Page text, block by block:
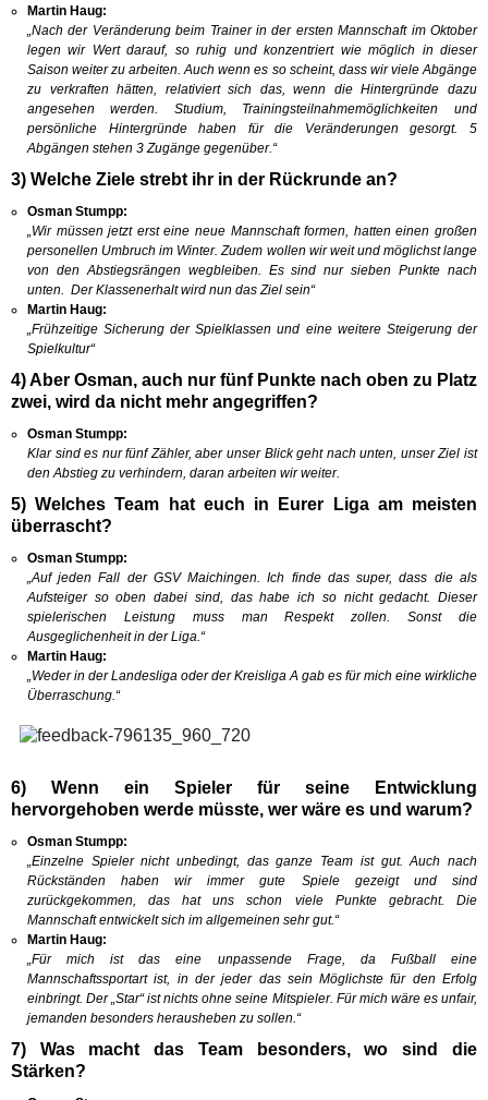
Martin Haug:
„Nach der Veränderung beim Trainer in der ersten Mannschaft im Oktober
legen wir Wert darauf, so ruhig und konzentriert wie möglich in dieser
Saison weiter zu arbeiten. Auch wenn es so scheint, dass wir viele Abgänge
zu verkraften hätten, relativiert sich das, wenn die Hintergründe dazu
angesehen werden. Studium, Trainingsteilnahmemöglichkeiten und
persönliche Hintergründe haben für die Veränderungen gesorgt. 5
Abgängen stehen 3 Zugänge gegenüber.“
3) Welche Ziele strebt ihr in der Rückrunde an?
Osman Stumpp:
„Wir müssen jetzt erst eine neue Mannschaft formen, hatten einen großen
personellen Umbruch im Winter. Zudem wollen wir weit und möglichst lange
von den Abstiegsrängen wegbleiben. Es sind nur sieben Punkte nach
unten.
Der Klassenerhalt wird nun das Ziel sein“
Martin Haug:
„Frühzeitige Sicherung der Spielklassen und eine weitere Steigerung der
Spielkultur“
4) Aber Osman, auch nur fünf Punkte nach oben zu Platz
zwei, wird da nicht mehr angegriffen?
Osman Stumpp:
Klar sind es nur fünf Zähler, aber unser Blick geht nach unten, unser Ziel ist
den Abstieg zu verhindern, daran arbeiten wir weiter.
5) Welches Team hat euch in Eurer Liga am meisten
überrascht?
Osman Stumpp:
Auf jeden Fall der GSV Maichingen. Ich finde das super, dass die als
Aufsteiger so oben dabei sind, das habe ich so nicht gedacht. Dieser
spielerischen Leistung muss man Respekt zollen. Sonstdie
Ausgeglichenheit in der Liga.“
Martin Haug:
„Weder in der Landesliga oder der Kreisliga A gab es für mich eine wirkliche
Überraschung.“
6) Wenn ein Spieler für seine Entwicklung
hervorgehoben werde müsste, wer wäre es und warum?
Osman Stumpp:
Einzelne Spieler nicht unbedingt, das ganze Team ist gut. Auch nach
Rückständen haben wir immer gute Spiele gezeigt und sind
zurückgekommen, das hat uns schon viele Punkte gebracht. Die
Mannschaft entwickelt sich im allgemeinen sehr gut.“
Martin Haug:
„Für mich ist das eine unpassende Frage, da Fußball eine
Mannschaftssportart ist, in der jeder das sein Möglichste für den Erfolg
einbringt. Der „Star“ ist nichts ohne seine Mitspieler. Für mich wäre es unfair,
jemanden besonders herausheben zu sollen.“
7) Was macht das Team besonders, wo sind die
Stärken?